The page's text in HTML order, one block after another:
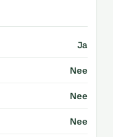
Ja
Nee
Nee
Nee